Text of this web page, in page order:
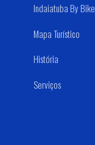
Indaiatuba By Bike
Mapa Turístico
História
Serviços